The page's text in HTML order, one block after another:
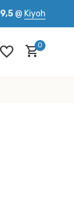
9,5@ Kiyoh
0